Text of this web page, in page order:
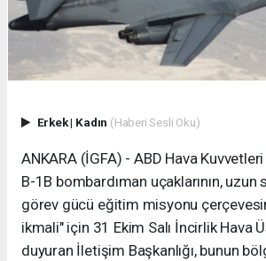
Erkek| Kadın (Haberi Sesli Oku)
ANKARA (İGFA) - ABD Hava Kuvvetleri
B-1B bombardıman uçaklarının,
görev gücü eğitim misyonu
ikmali" için 31 Ekim Salı İncirlik Hava
duyuran İletişim Başkanlığı, bunun